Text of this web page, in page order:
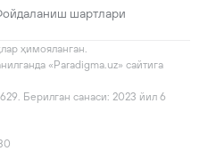
шартлари
ҳимояланган.
«Paradigma.uz» сайтига
Берилган санаси: 2023 йил 6